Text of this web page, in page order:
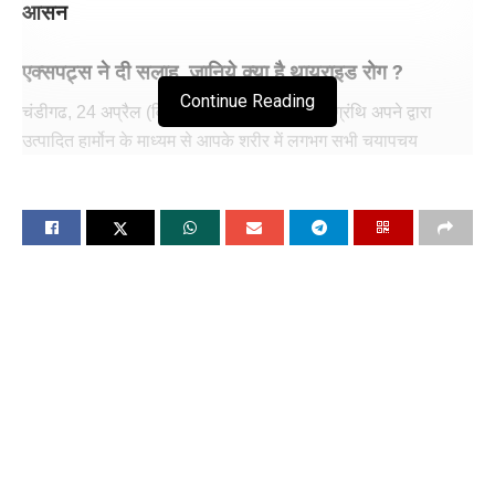
आसन
एक्सपट्र्स ने दी सलाह, जानिये क्या है थायराइड रोग ?
चंडीगढ, 24 अप्रैल (विश्ववार्ता): आपकी थायरॉयड ग्रंथि अपने द्वारा
उत्पादित हार्मोन के माध्यम से आपके शरीर में लगभग सभी चयापचय
बहुत कम महत्वपूर्ण हार्मोन बनाता है, तो इसे थायरॉयड रोग कहा जाता है।
Continue Reading